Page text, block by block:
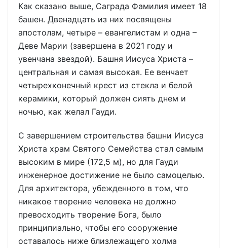
Как сказано выше, Саграда Фамилия имеет 18
башен. Двенадцать из них посвящены
апостолам, четыре – евангелистам и одна –
Деве Марии (завершена в 2021 году и
увенчана звездой). Башня Иисуса Христа –
центральная и самая высокая. Ее венчает
четырехконечный крест из стекла и белой
керамики, который должен сиять днем и
ночью, как желал Гауди.
С завершением строительства башни Иисуса
Христа храм Святого Семейства стал самым
высоким в мире (172,5 м), но для Гауди
инженерное достижение не было самоцелью.
Для архитектора, убежденного в том, что
никакое творение человека не должно
превосходить творение Бога, было
принципиально, чтобы его сооружение
оставалось ниже близлежащего холма